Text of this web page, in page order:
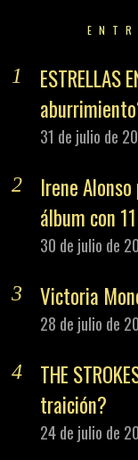
ESTRELLAS
31 de julio de
Irene
álbum con
30 de julio de
Victoria
28 de julio de
THE
traición?
24 de julio de